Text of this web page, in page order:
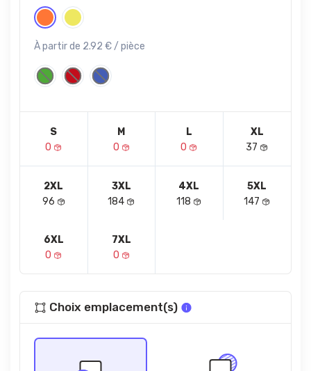
À partir de 2.92 € / pièce
S
0
M
0
L
0
XL
37
2XL
96
3XL
184
4XL
118
5XL
147
6XL
0
7XL
0
Choix emplacement(s)